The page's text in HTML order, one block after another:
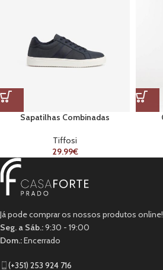
Sapatilhas Combinadas
Tiffosi
29.99€
Já pode comprar os nossos produtos online!
Seg. a Sáb.:9:30 - 19:00
Dom.:Encerrado
(+351) 253 924 716